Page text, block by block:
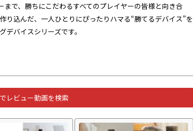
で、勝ちにこだわるすべてのプレイヤーの皆様と向き合
り込んだ、一人ひとりにぴったりハマる“勝てるデバイス”を
バイスシリーズです。
レビュー動画を検索